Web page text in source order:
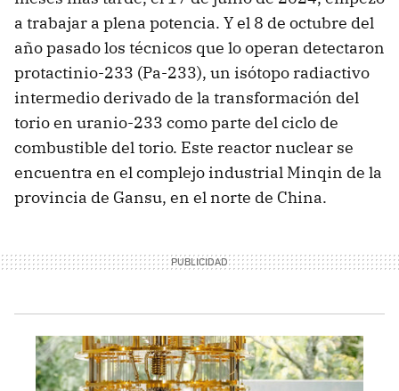
a trabajar a plena potencia. Y el 8 de octubre del
año pasado los técnicos que lo operan detectaron
protactinio-233 (Pa-233), un isótopo radiactivo
intermedio derivado de la transformación del
torio en uranio-233 como parte del ciclo de
combustible del torio. Este reactor nuclear se
encuentra en el complejo industrial Minqin de la
provincia de Gansu, en el norte de China.